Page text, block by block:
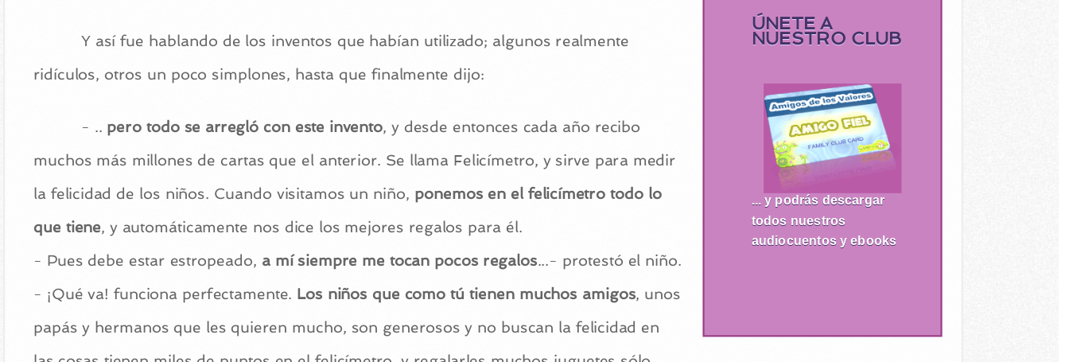
Y así fue hablando de los inventos que habían utilizado; algunos realmente
ridículos, otros un poco simplones, hasta que finalmente dijo:
- .. pero todo se arregló con este invento, y desde entonces cada año recibo
muchos más millones de cartas que el anterior. Se llama Felicímetro, y sirve para medir
la felicidad de los niños. Cuando visitamos un niño, ponemos en el felicímetro todo lo
que tiene, y automáticamente nos dice los mejores regalos para él.
- Pues debe estar estropeado, a mí siempre me tocan pocos regalos...- protestó el niño.
- ¡Qué va! funciona perfectamente. Los niños que como tú tienen muchos amigos, unos
papás y hermanos que les quieren mucho, son generosos y no buscan la felicidad en
ÚNETE A
NUESTRO CLUB
... y podrás descargar
todos nuestros
audiocuentos y ebooks